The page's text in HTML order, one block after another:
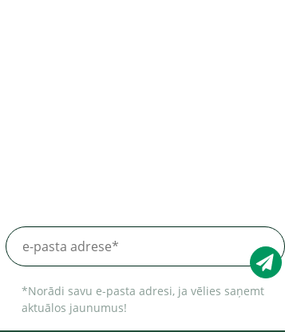
*Norādi savu e-pasta adresi, ja vēlies saņemt
aktuālos jaunumus!